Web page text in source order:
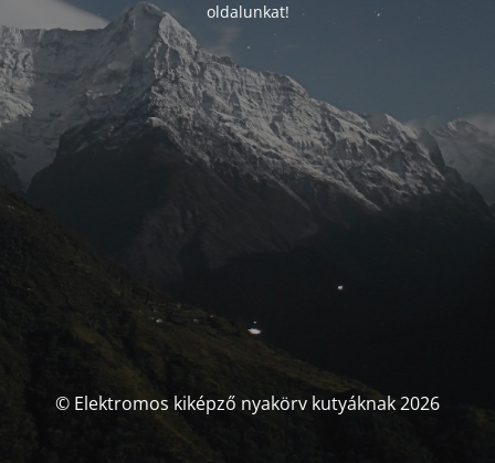
oldalunkat!
© Elektromos kiképző nyakörv kutyáknak 2026